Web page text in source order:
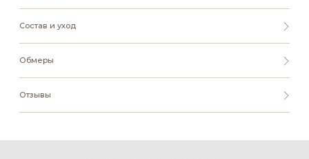
Состав и уход
Обмеры
Отзывы